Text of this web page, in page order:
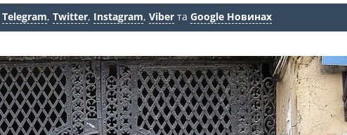
Telegram, Twitter, Instagram, Viber та Google Новинах